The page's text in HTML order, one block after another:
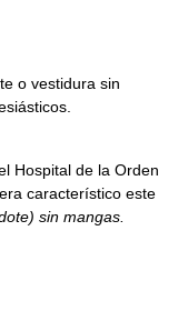
o vestidura sin
Hospital de la Orden
característico este
sin mangas.